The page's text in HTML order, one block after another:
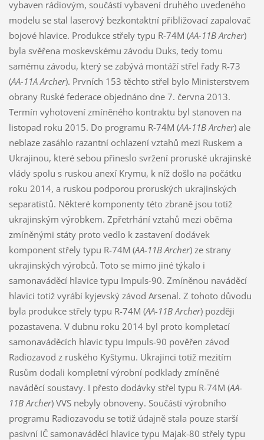
vybaven rádiovým, součástí vybavení druhého uvedeného
modelu se stal laserový bezkontaktní přibližovací zapalovač
bojové hlavice. Produkce střely typu R-74M (AA-11B Archer)
byla svěřena moskevskému závodu Duks, tedy tomu
samému závodu, který se zabývá montáží střel řady R-73
(AA-11A Archer). Prvních 153 těchto střel bylo Ministerstvem
obrany Ruské federace objednáno dne 7. června 2013.
Termín vyhotovení zmíněného kontraktu byl stanoven na
listopad roku 2015. Do programu R-74M (AA-11B Archer) ale
neblaze zasáhlo razantní ochlazení vztahů mezi Ruskem a
Ukrajinou, které sebou přineslo svržení proruské ukrajinské
vlády spolu s ruskou anexí Krymu, k níž došlo na počátku
roku 2014, a ruskou podporou proruských ukrajinských
separatistů. Některé komponenty této zbraně jsou totiž
ukrajinským výrobkem. Zpřetrhání vztahů mezi oběma
zmíněnými státy proto vedlo k zastavení dodávek
komponent střely typu R-74M (AA-11B Archer) ze strany
ukrajinských výrobců. Toto se mimo jiné týkalo i
samonaváděcí hlavice typu Impuls-90. Zmíněnou naváděcí
hlavici totiž vyrábí kyjevský závod Arsenal. Z tohoto důvodu
byla produkce střely typu R-74M (AA-11B Archer) později
pozastavena. V dubnu roku 2014 byl proto kompletací
samonaváděcích hlavic typu Impuls-90 pověřen závod
Radiozavod z ruského Kyštymu. Ukrajinci totiž mezitím
Rusům dodali kompletní výrobní podklady zmíněné
naváděcí soustavy. I přesto dodávky střel typu R-74M (AA-
11B Archer) VVS nebyly obnoveny. Součástí výrobního
programu Radiozavodu se totiž údajně stala pouze starší
pasivní IČ samonaváděcí hlavice typu Majak-80 střely typu